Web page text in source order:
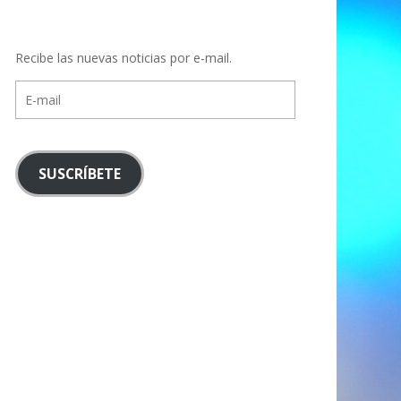
Recibe las nuevas noticias por e-mail.
mail
SUSCRÍBETE